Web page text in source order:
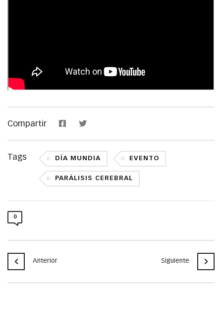
Compartir
Tags DÍA MUNDIA EVENTO
PARÁLISIS CEREBRAL
0
Anterior Siguiente